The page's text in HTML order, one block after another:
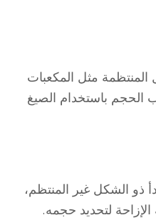
المنتظمة مثل المكعبات
الحجم باستخدام الصيغ
ذو الشكل غير المنتظم،
الإزاحة لتحديد حجمه.